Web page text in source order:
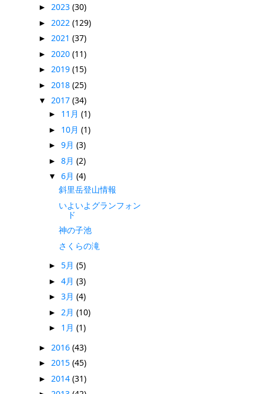
► 2023 (30)
► 2022 (129)
► 2021 (37)
► 2020 (11)
► 2019 (15)
► 2018 (25)
▼ 2017 (34)
► 11月 (1)
► 10月 (1)
► 9月 (3)
► 8月 (2)
▼ 6月 (4)
斜里岳登山情報
いよいよグランフォン
ド
神の子池
さくらの滝
► 5月 (5)
► 4月 (3)
► 3月 (4)
► 2月 (10)
► 1月 (1)
► 2016 (43)
► 2015 (45)
► 2014 (31)